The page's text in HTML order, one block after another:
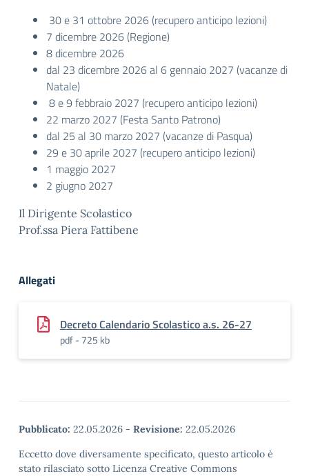
30 e 31 ottobre 2026 (recupero anticipo lezioni)
7 dicembre 2026 (Regione)
8 dicembre 2026
dal 23 dicembre 2026 al 6 gennaio 2027 (vacanze di
Natale)
8 e 9 febbraio 2027 (recupero anticipo lezioni)
22 marzo 2027 (Festa Santo Patrono)
dal 25 al 30 marzo 2027 (vacanze di Pasqua)
29 e 30 aprile 2027 (recupero anticipo lezioni)
1 maggio 2027
2 giugno 2027
Il Dirigente Scolastico
Prof.ssa Piera Fattibene
Allegati
Decreto Calendario Scolastico a.s. 26-27
pdf - 725 kb
Pubblicato: 22.05.2026 - Revisione: 22.05.2026
Eccetto dove diversamente specificato, questo articolo è
stato rilasciato sotto Licenza Creative Commons